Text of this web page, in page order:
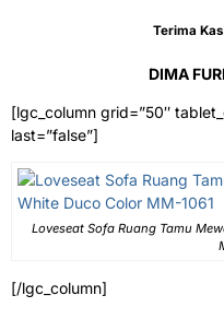
Terima
DIMA
[lgc_column grid=”50″
last=”false”]
Loveseat Sofa Ruang Tamu
[/lgc_column]